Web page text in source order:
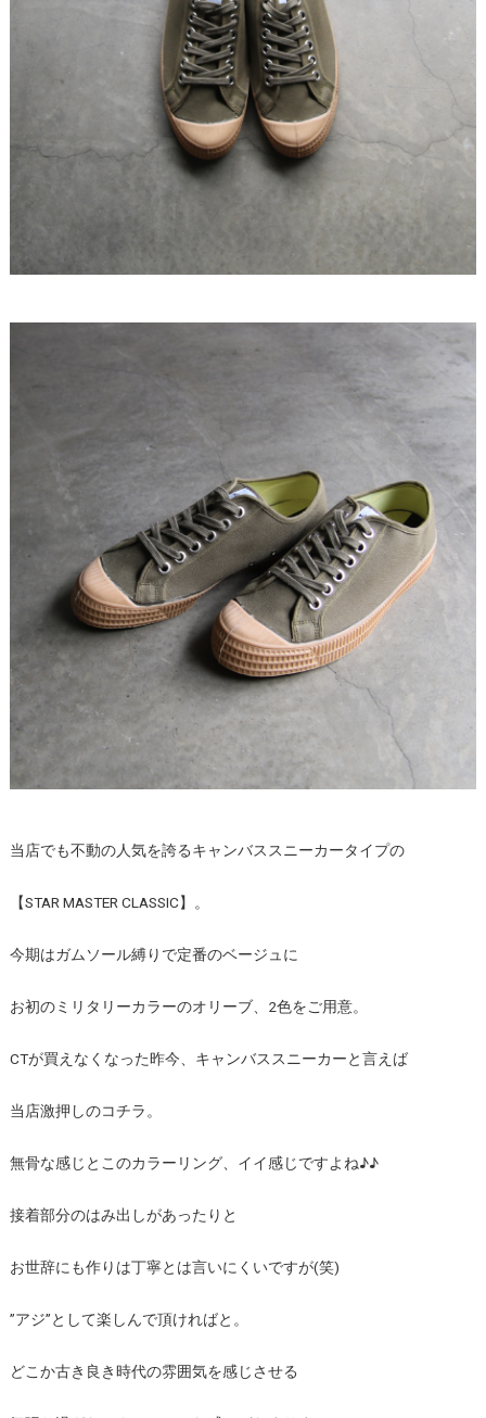
当店でも不動の人気を誇るキャンバススニーカータイプの
【STAR MASTER CLASSIC】。
今期はガムソール縛りで定番のベージュに
お初のミリタリーカラーのオリーブ、2色をご用意。
CTが買えなくなった昨今、キャンバススニーカーと言えば
当店激押しのコチラ。
無骨な感じとこのカラーリング、イイ感じですよね♪♪
接着部分のはみ出しがあったりと
お世辞にも作りは丁寧とは言いにくいですが(笑)
”アジ”として楽しんで頂ければと。
どこか古き良き時代の雰囲気を感じさせる